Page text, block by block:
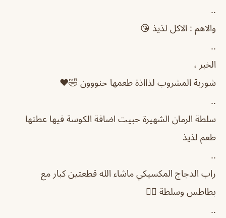
..
والاهم : الاكل لذيذ 😘
..
الخبر ،
شوربة المشروب لذااذة طعمها حنووون 🤣❤️
..
سلطة الرمان الشهيرة حبيت اضافة الكوسة فيها عطتها
طعم لذيذ
..
راب الدجاج المكسيكي ماشاء الله قطعتين كبار مع
بطاطس وسلطة 👌🏻
..